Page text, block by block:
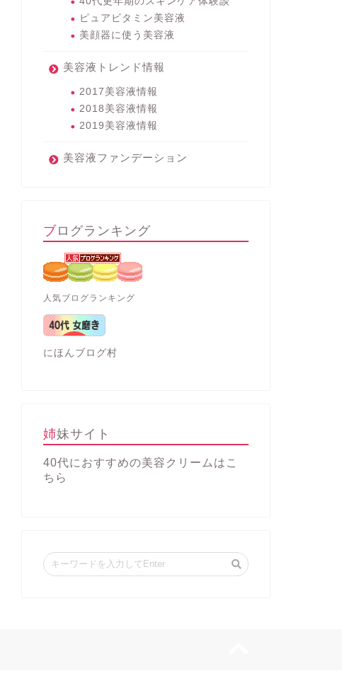
ピュアビタミン美容液
美顔器に使う美容液
美容液トレンド情報
2017美容液情報
2018美容液情報
2019美容液情報
美容液ファンデーション
ブログランキング
人気ブログランキング
にほんブログ村
姉妹サイト
40代におすすめの美容クリーム はこ
ちら